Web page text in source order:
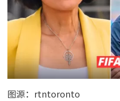
图源：rtntoronto